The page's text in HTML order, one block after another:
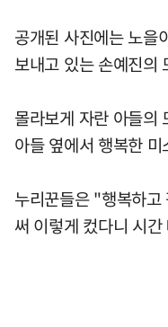
공개된 사진에는 노을
보내고 있는 손예진의
몰라보게 자란 아들의
아들 옆에서 행복한
누리꾼들은 "행복하
써 이렇게 컸다니 시